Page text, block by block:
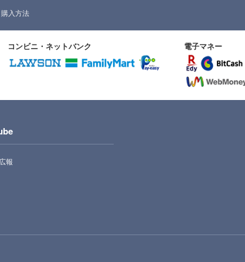
入方法
コンビニ・ネットバンク 電子マネー
広報